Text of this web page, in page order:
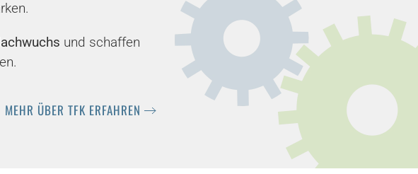
und schaffen
MEHR ÜBER TFK ERFAHREN